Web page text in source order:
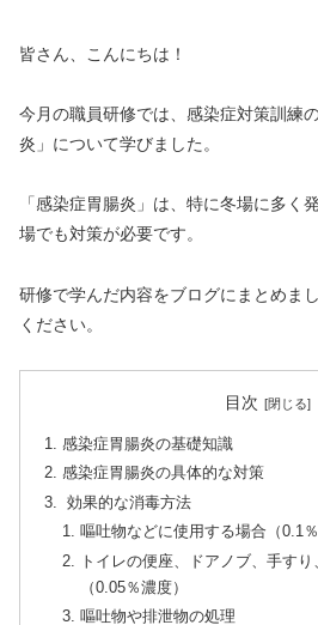
皆さん、こんにちは！
今月の職員研修では、感染症対策訓練
炎」について学びました。
「感染症胃腸炎」は、特に冬場に多く
場でも対策が必要です。
研修で学んだ内容をブログにまとめま
ください。
目次
感染症胃腸炎の基礎知識
感染症胃腸炎の具体的な対策
効果的な消毒方法
嘔吐物などに使用する場合（0.1％
トイレの便座、ドアノブ、手す
（0.05％濃度）
嘔吐物や排泄物の処理